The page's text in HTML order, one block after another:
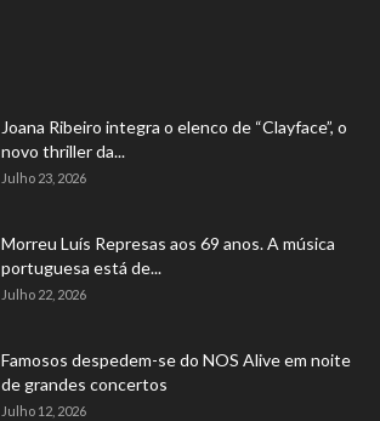
Joana Ribeiro integra o elenco de “Clayface”, o
novo thriller da...
Julho 23, 2026
Morreu Luís Represas aos 69 anos. A música
portuguesa está de...
Julho 22, 2026
Famosos despedem-se do NOS Alive em noite
de grandes concertos
Julho 12, 2026